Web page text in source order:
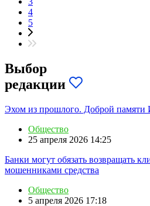
4
5
Выбор
редакции
Эхом из прошлого. Доброй памяти
Общество
25 апреля 2026 14:25
Банки могут обязать возвращать
мошенниками средства
Общество
5 апреля 2026 17:18